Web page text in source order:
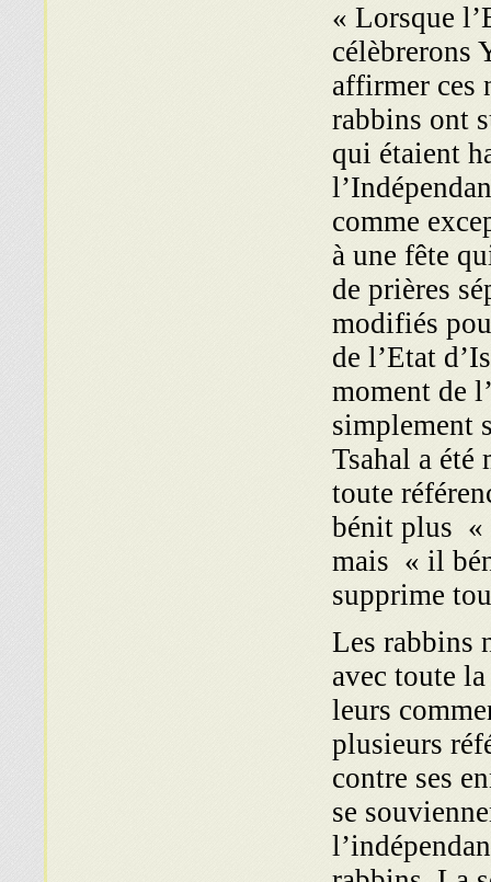
« Lorsque
célèbrerons
affirmer ces
rabbins ont
qui étaient
comme
à une fête
de prières
modifiés
de l’Etat
moment de
simplement
Tsahal a
toute
bénit plus «
mais « il
supprime
Les rabbins
avec toute
leurs
plusieurs
contre ses
se